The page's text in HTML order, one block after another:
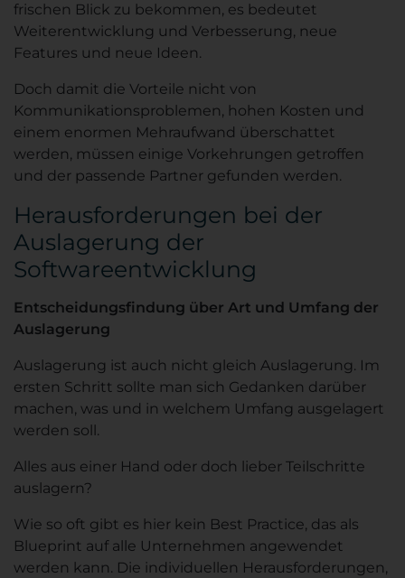
frischen Blick zu bekommen, es bedeutet
Weiterentwicklung und Verbesserung, neue
Features und neue Ideen.
Doch damit die Vorteile nicht von
Kommunikationsproblemen, hohen Kosten und
einem enormen Mehraufwand überschattet
werden, müssen einige Vorkehrungen getroffen
und der passende Partner gefunden werden.
Herausforderungen bei der
Auslagerung der
Softwareentwicklung
Entscheidungsfindung über Art und Umfang der
Auslagerung
Auslagerung ist auch nicht gleich Auslagerung. Im
ersten Schritt sollte man sich Gedanken darüber
machen, was und in welchem Umfang ausgelagert
werden soll.
Alles aus einer Hand oder doch lieber Teilschritte
auslagern?
Wie so oft gibt es hier kein Best Practice, das als
Blueprint auf alle Unternehmen angewendet
werden kann. Die individuellen Herausforderungen,